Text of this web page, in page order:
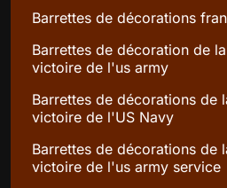
Barrettes de décorations
Barrettes de décoration de
victoire de l'us army
Barrettes de décorations de
victoire de l'US Navy
Barrettes de décorations de
victoire de l'us army service